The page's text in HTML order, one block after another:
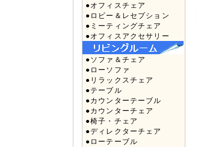
●オフィスチェア
●ロビー＆レセプション
●ミーティングチェア
●オフィスアクセサリー
●ソファ＆チェア
●ローソファ
●リラックスチェア
●テーブル
●カウンターテーブル
●カウンターチェア
●椅子・チェア
●ディレクターチェア
●ローテーブル